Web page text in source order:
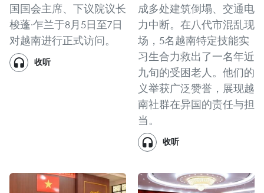
国国会主席、下议院议长
梭蓬·乍兰于8月5日至7日
对越南进行正式访问。
收听
成多处建筑倒塌、交通电
力中断。在八代市混乱现
场，5名越南特定技能实
习生合力救出了一名年近
九旬的受困老人。他们的
义举获广泛赞誉，展现越
南社群在异国的责任与担
当。
收听